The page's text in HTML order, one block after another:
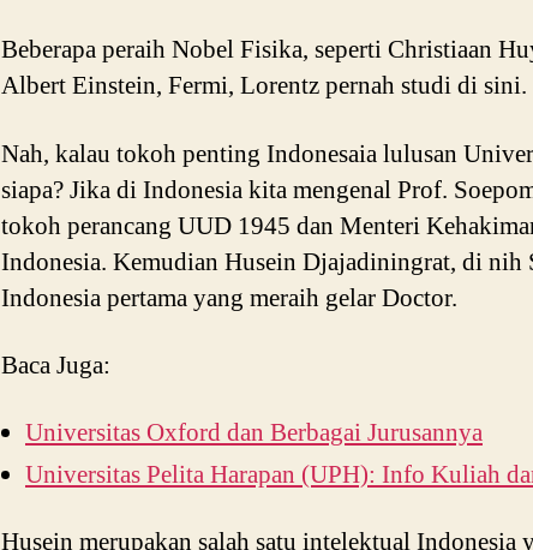
Beberapa peraih Nobel Fisika, seperti Christiaan
Albert Einstein, Fermi, Lorentz pernah studi di sini.
Nah, kalau tokoh penting Indonesaia lulusan
siapa? Jika di Indonesia kita mengenal Prof.
tokoh perancang UUD 1945 dan Menteri
Indonesia. Kemudian Husein Djajadiningrat, di nih
Indonesia pertama yang meraih gelar Doctor.
Baca Juga:
Universitas Oxford dan Berbagai Jurusannya
Universitas Pelita Harapan (UPH): Info Kuliah
Husein merupakan salah satu intelektual Indonesia